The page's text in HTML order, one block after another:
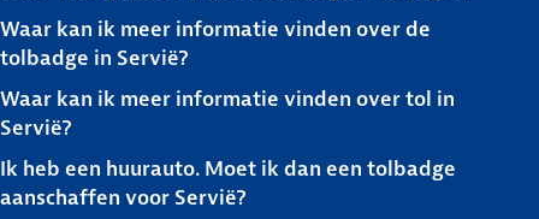
Waar kan ik meer informatie vinden over de
tolbadge in Servië?
Waar kan ik meer informatie vinden over tol in
Servië?
Ik heb een huurauto. Moet ik dan een tolbadge
aanschaffen voor Servië?